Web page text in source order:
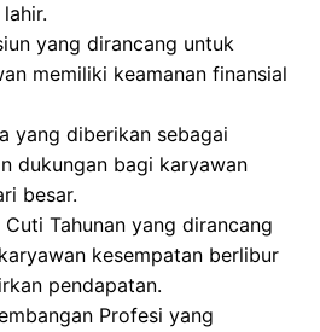
yang dirancang untuk
memiliki keamanan finansial
yang diberikan sebagai
dukungan bagi karyawan
besar.
Tahunan yang dirancang
kesempatan berlibur
pendapatan.
Profesi yang